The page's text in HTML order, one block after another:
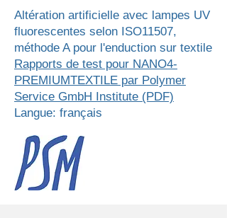
Altération artificielle avec lampes UV
fluorescentes selon ISO11507,
méthode A pour l'enduction sur textile
Rapports de test pour NANO4-
PREMIUMTEXTILE par Polymer
Service GmbH Institute (PDF)
Langue: français